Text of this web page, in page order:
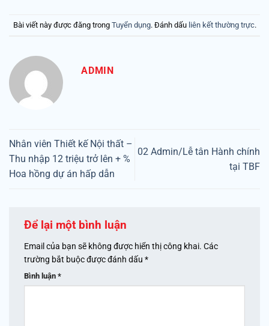
Bài viết này được đăng trong Tuyển dụng. Đánh dấu liên kết thường trực.
ADMIN
Nhân viên Thiết kế Nội thất –
Thu nhập 12 triệu trở lên + %
Hoa hồng dự án hấp dẫn
02 Admin/Lễ tân Hành chính
tại TBF
Để lại một bình luận
Email của bạn sẽ không được hiển thị công khai. Các
trường bắt buộc được đánh dấu *
Bình luận *